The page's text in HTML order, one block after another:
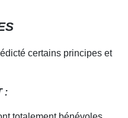
certains principes et
: